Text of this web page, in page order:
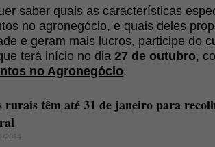
saber quais as características
no agronegócio, e quais deles
e geram mais lucros, participe do
terá início no dia 27 de outubro,
no Agronegócio.
rurais têm até 31 de janeiro para
2014